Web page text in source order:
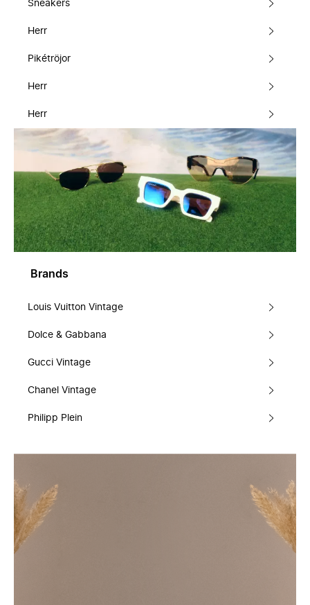
Sneakers
Herr
Pikétröjor
Herr
Herr
Brands
Louis Vuitton Vintage
Dolce & Gabbana
Gucci Vintage
Chanel Vintage
Philipp Plein